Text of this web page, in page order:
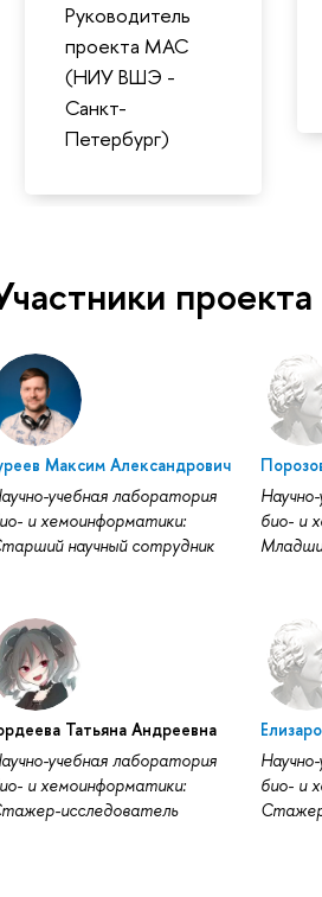
Руководитель
проекта МАС
(НИУ ВШЭ -
Санкт-
Петербург)
проекта
Максим Александрович
учебная лаборатория
и хемоинформатики:
научный сотрудник
био- и
Татьяна Андреевна
учебная лаборатория
и хемоинформатики:
исследователь
био- и